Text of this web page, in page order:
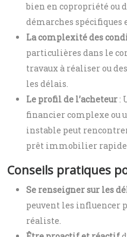
bien en copropriété ou
démarches spécifiques
La complexité des
particulières dans le
travaux à réaliser ou
les délais.
Le profil de l’acheteur:
financier complexe ou
instable peut
prêt immobilier
Conseils pratiques
Se renseigner sur les
peuvent les influencer
réaliste.